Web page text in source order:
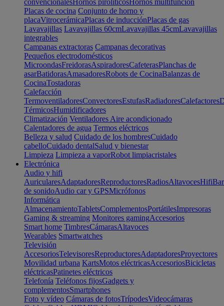
convencionalesHornos pirolíticosHornos multifunción
Placas de cocina Conjunto de horno y
placaVitrocerámicaPlacas de inducciónPlacas de gas
Lavavajillas Lavavajillas 60cmLavavajillas 45cmLavavajillas
integrables
Campanas extractoras Campanas decorativas
Pequeños electrodomésticos
MicroondasFreidorasAspiradoresCafeterasPlanchas de
asarBatidorasAmasadoresRobots de CocinaBalanzas de
CocinaTostadoras
Calefacción
TermoventiladoresConvectoresEstufasRadiadoresCalefactores
TérmicosHumidificadores
Climatización Ventiladores Aire acondicionado
Calentadores de agua Termos eléctricos
Belleza y salud Cuidado de los hombresCuidado
cabelloCuidado dentalSalud y bienestar
Limpieza Limpieza a vaporRobot limpiacristales
Electrónica
Audio y hifi
AuricularesAdaptadoresReproductoresRadiosAltavocesHifi
de sonidoAudio car y GPSMicrófonos
Informática
AlmacenamientoTabletsComplementosPortátilesImpresoras
Gaming & streaming Monitores gamingAccesorios
Smart home TimbresCámarasAltavoces
Wearables Smartwatches
Televisión
AccesoriosTelevisoresReproductoresAdaptadoresProyectores
Movilidad urbana KartsMotos eléctricasAccesoriosBicicletas
eléctricasPatinetes eléctricos
Telefonía Teléfonos fijosGadgets y
complementosSmartphones
Foto y vídeo Cámaras de fotosTrípodesVideocámaras